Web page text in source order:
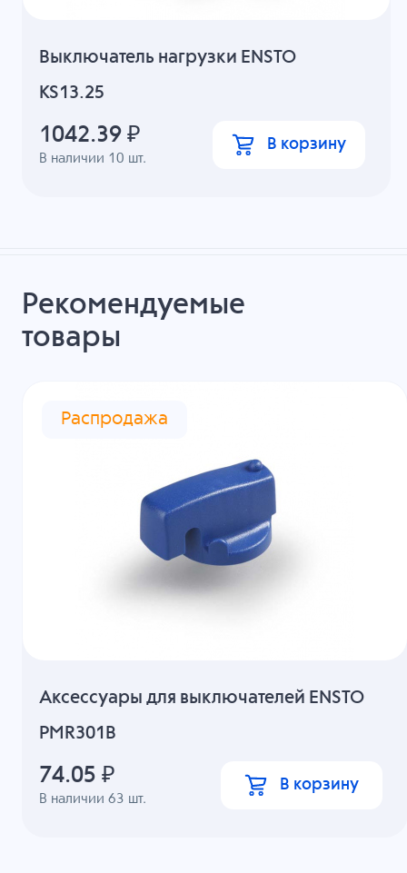
Выключатель нагрузки ENSTO
KS13.25
В наличии 10 шт.
1042.39 ₽ В корзину
Рекомендуемые
товары
Распродажа
Аксессуары для выключателей ENSTO
PMR301B
В наличии63 шт.
74.05 ₽ В корзину